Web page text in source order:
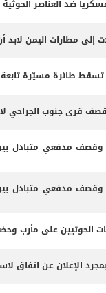
ضد العناصر الحوثية
إلى مطارات اليمن لابد
طائرة مسيّرة
قرى جنوب الجراحي
مدفعي متبادل
مدفعي متبادل
الحوثيين على مأرب
الإعلان عن اتفاق